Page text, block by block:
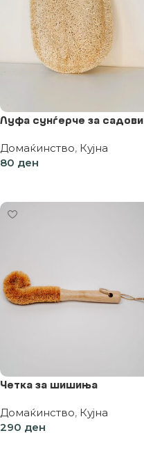
Луфа сунѓерче за садови
Домаќинство, Кујна
80 ден
Четка за шишиња
Домаќинство, Кујна
290 ден